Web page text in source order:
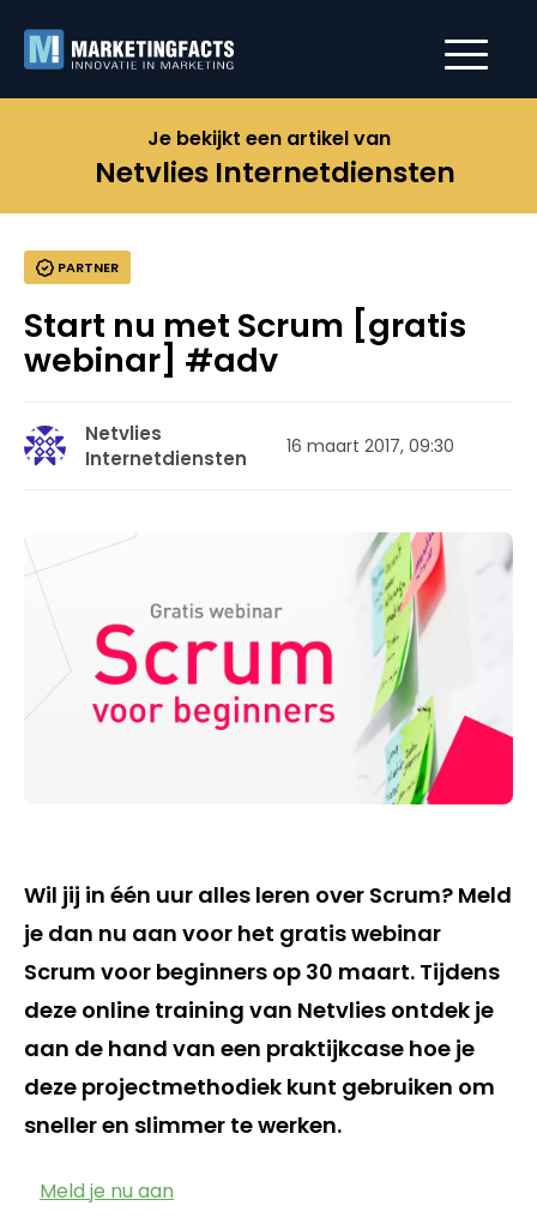
Je bekijkt een artikel van
Netvlies Internetdiensten
PARTNER
Start nu met Scrum [gratis
webinar] #adv
Netvlies
Internetdiensten
16 maart 2017, 09:30
Wil jij in één uur alles leren over Scrum? Meld
je dan nu aan voor het gratis webinar
Scrum voor beginners op 30 maart. Tijdens
deze online training van Netvlies ontdek je
aan de hand van een praktijkcase hoe je
deze projectmethodiek kunt gebruiken om
sneller en slimmer te werken.
Meld je nu aan